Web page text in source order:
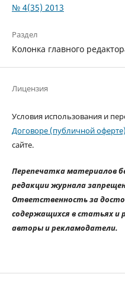
№ 4(35) 2013
Раздел
Колонка главного
Лицензия
Условия использования и
Договоре (публичной оферте)
сайте.
Перепечатка материалов
редакции журнала
Ответственность за
содержащихся в статьях и
авторы и рекламодатели.